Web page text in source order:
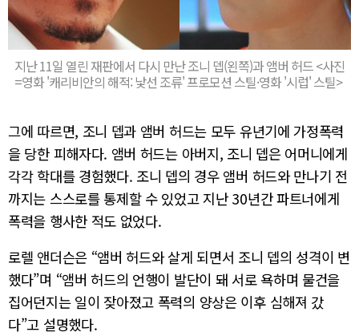
지난 11일 열린 재판에서 다시 만난 조니 뎁(왼쪽)과 앰버 허드 <사진
=영화 '캐리비안의 해적: 낯선 조류' 프로모션 스틸·영화 '시럽' 스틸>
그에 따르면, 조니 뎁과 앰버 허드는 모두 유년기에 가정폭력
을 당한 피해자다. 앰버 허드는 아버지, 조니 뎁은 어머니에게
각각 학대를 경험했다. 조니 뎁의 경우 앰버 허드와 만나기 전
까지는 스스로를 통제할 수 있었고 지난 30년간 파트너에게
폭력을 행사한 적도 없었다.
로렐 앤더슨은 “앰버 허드와 살게 되면서 조니 뎁의 성격이 변
했다”며 “앰버 허드의 언행이 발단이 돼 서로 욕하며 물건을
집어던지는 일이 잦아졌고 폭력의 양상은 이후 심해져 갔
다”고 설명했다.